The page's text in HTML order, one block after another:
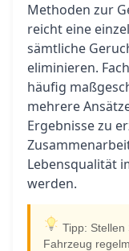
Methoden zur
reicht eine
sämtliche
eliminieren.
häufig
mehrere
Ergebnisse zu
Lebensqualität
werden.
Tipp: Stellen
Fahrzeug